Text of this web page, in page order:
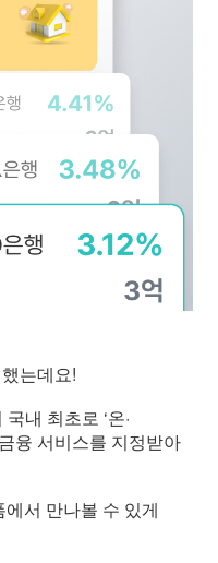
는데요!
내 최초로 ‘온·
융 서비스를 지정받아
서 만나볼 수 있게